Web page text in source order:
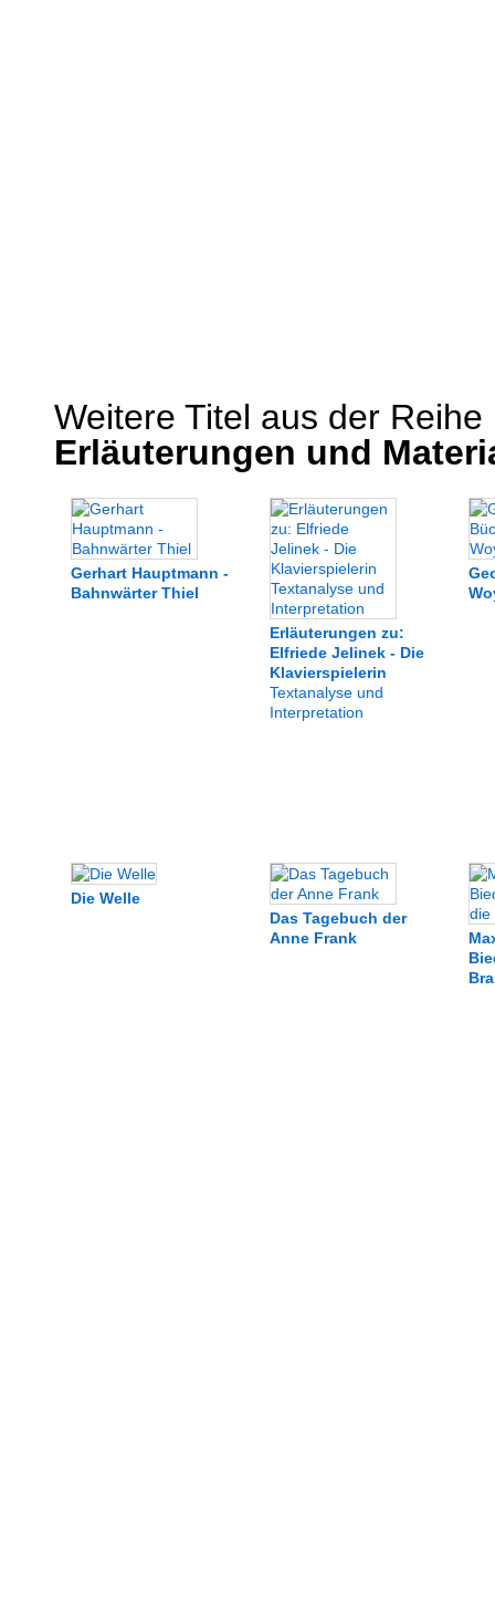
Weitere Titel aus der Reihe
Erläuterungen und
Gerhart Hauptmann -
Bahnwärter Thiel
Erläuterungen zu:
Elfriede Jelinek - Die
Klavierspielerin
Textanalyse und
Interpretation
Die Welle
Das Tagebuch der
Anne Frank